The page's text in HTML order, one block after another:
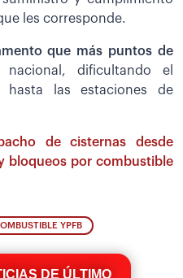
les corresponde.
que más puntos de
dificultando el
las estaciones de
de cisternas desde
bloqueos por combustible
YPFB
DE ÚLTIMO